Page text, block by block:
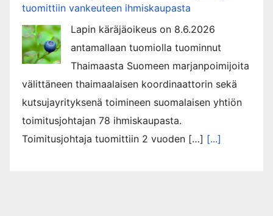
tuomittiin vankeuteen ihmiskaupasta
Lapin käräjäoikeus on 8.6.2026
antamallaan tuomiolla tuominnut
Thaimaasta Suomeen marjanpoimijoita
välittäneen thaimaalaisen koordinaattorin sekä
kutsujayrityksenä toimineen suomalaisen yhtiön
toimitusjohtajan 78 ihmiskaupasta.
Toimitusjohtaja tuomittiin 2 vuoden […] [...]